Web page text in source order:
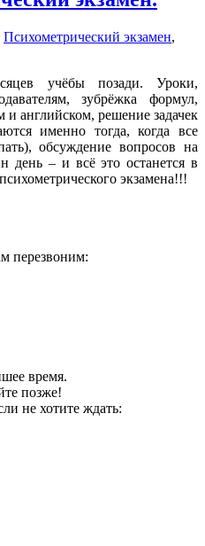
Психометрический экзамен,
учёбы позади. Уроки,
зубрёжка формул,
английском, решение задачек
именно тогда, когда все
обсуждение вопросов на
– и всё это останется в
экзамена!!!
перезвоним:
время.
позже!
не хотите ждать: